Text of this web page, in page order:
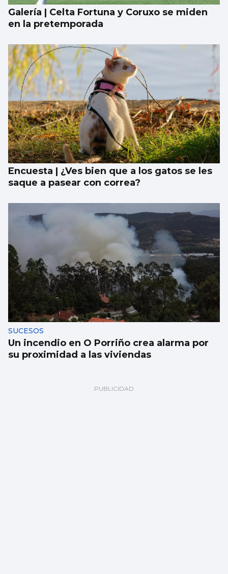
Galería | Celta Fortuna y Coruxo se miden
en la pretemporada
Encuesta | ¿Ves bien que a los gatos se les
saque a pasear con correa?
SUCESOS
Un incendio en O Porriño crea alarma por
su proximidad a las viviendas